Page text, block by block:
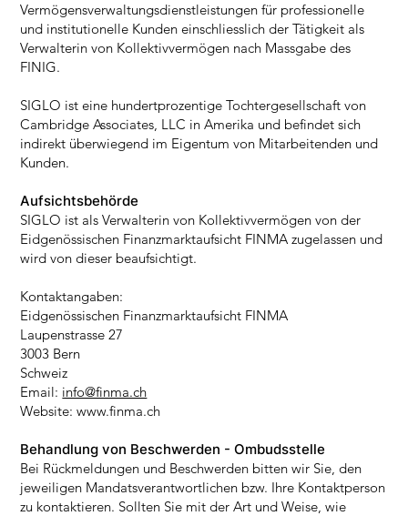
Vermögensverwaltungsdienstleistungen für professionelle
und institutionelle Kunden einschliesslich der Tätigkeit als
Verwalterin von Kollektivvermögen nach Massgabe des
FINIG.
SIGLO ist eine hundertprozentige Tochtergesellschaft von
Cambridge Associates, LLC in Amerika und befindet sich
indirekt überwiegend im Eigentum von Mitarbeitenden und
Kunden.
Aufsichtsbehörde
SIGLO ist als Verwalterin von Kollektivvermögen von der
Eidgenössischen Finanzmarktaufsicht FINMA zugelassen und
wird von dieser beaufsichtigt.
Kontaktangaben:
Eidgenössischen Finanzmarktaufsicht FINMA
Laupenstrasse 27
3003 Bern
Schweiz
Email: info@finma.ch
Website:www.finma.ch
Behandlung von Beschwerden - Ombudsstelle
Bei Rückmeldungen und Beschwerden bitten wir Sie, den
jeweiligen Mandatsverantwortlichen bzw. Ihre Kontaktperson
zu kontaktieren. Sollten Sie mit der Art und Weise, wie